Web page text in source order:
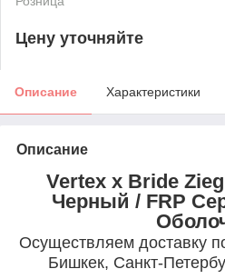
Цену уточняйте
Описание Характеристики
Описание
Vertex x Bride
Черный / FRP
Осуществляем доставку
Бишкек, Санкт-